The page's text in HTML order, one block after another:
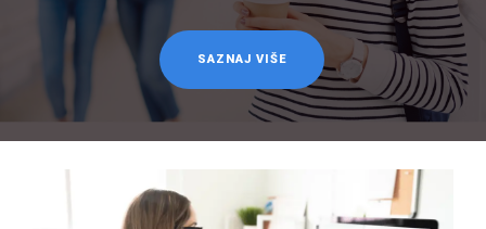
PREVODILAČKI BIRO
KURSEVI
NOVOSTI
KONTAKT
SAZNAJ VIŠE
SAZNAJ VIŠE